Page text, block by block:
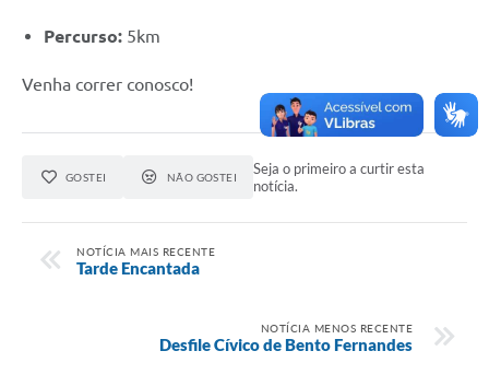
Percurso: 5km
Venha correr conosco!
GOSTEI NÃO GOSTEI
Seja o primeiro a curtir esta
notícia.
NOTÍCIA MAIS RECENTE
Tarde Encantada
NOTÍCIA MENOS RECENTE
Desfile Cívico de Bento Fernandes